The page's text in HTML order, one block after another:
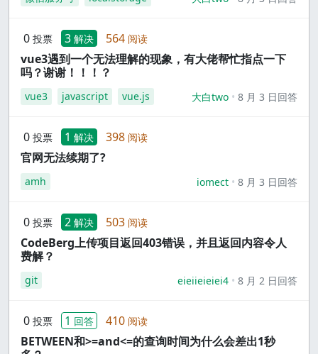
0 投票 3 解决 564 阅读
vue3遇到一个无法理解的现象，有大佬帮忙指点一下
吗？谢谢！！！？
vue3 javascript vue.js 大白two 8 月 3 日回答
0 投票 1 解决 398 阅读
官网无法续期了?
amh iomect 8 月 3 日回答
0 投票 2 解决 503 阅读
CodeBerg上传项目返回403错误，并且返回内容令人
费解？
git eieiieieiei4 8 月 2 日回答
0 投票 1 回答 410 阅读
BETWEEN和>=and<=的查询时间为什么会差出1秒